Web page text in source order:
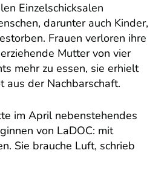
Einzelschicksalen
darunter auch Kinder,
Frauen verloren ihre
Mutter von vier
mehr zu essen, sie erhielt
aus der Nachbarschaft.
im April nebenstehendes
von LaDOC: mit
Sie brauche Luft, schrieb